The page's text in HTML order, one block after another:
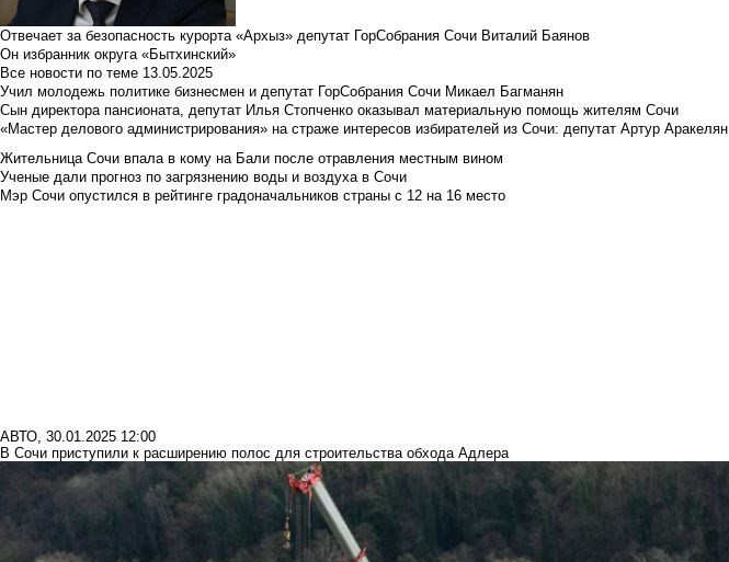
Отвечает за безопасность курорта «Архыз» депутат ГорСобрания Сочи Виталий Баянов
Он избранник округа «Бытхинский»
Все новости по теме 13.05.2025
Учил молодежь политике бизнесмен и депутат ГорСобрания Сочи Микаел Багманян
Сын директора пансионата, депутат Илья Стопченко оказывал материальную помощь жителям Сочи
«Мастер делового администрирования» на страже интересов избирателей из Сочи: депутат Артур Аракелян
Жительница Сочи впала в кому на Бали после отравления местным вином
Ученые дали прогноз по загрязнению воды и воздуха в Сочи
Мэр Сочи опустился в рейтинге градоначальников страны с 12 на 16 место
АВТО, 30.01.2025 12:00
В Сочи приступили к расширению полос для строительства обхода Адлера